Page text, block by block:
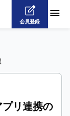
会員登録
リ連携の